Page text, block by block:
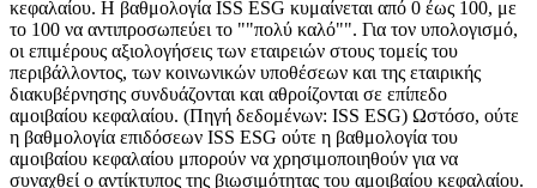
κεφαλαίου. Η βαθμολογία ISS ESG κυμαίνεται από 0 έως 100, με
το 100 να αντιπροσωπεύει το ""πολύ καλό"". Για τον υπολογισμό,
οι επιμέρους αξιολογήσεις των εταιρειών στους τομείς του
περιβάλλοντος, των κοινωνικών υποθέσεων και της εταιρικής
διακυβέρνησης συνδυάζονται και αθροίζονται σε επίπεδο
αμοιβαίου κεφαλαίου. (Πηγή δεδομένων: ISS ESG) Ωστόσο, ούτε
η βαθμολογία επιδόσεων ISS ESG ούτε η βαθμολογία του
αμοιβαίου κεφαλαίου μπορούν να χρησιμοποιηθούν για να
συναχθεί ο αντίκτυπος της βιωσιμότητας του αμοιβαίου κεφαλαίου.